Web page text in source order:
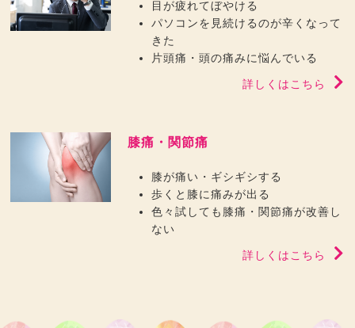
目が疲れてぼやける
パソコンを見続けるのが辛くなって
きた
片頭痛・頭の痛みに悩んでいる
詳しくはこちら
膝痛・関節痛
膝が痛い・ギシギシする
歩くと膝に痛みが出る
色々試しても膝痛・関節痛が改善し
ない
詳しくはこちら